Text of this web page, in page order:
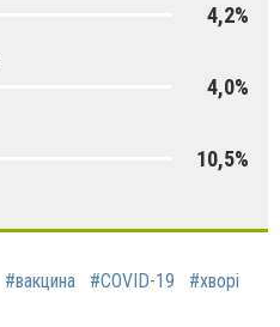
4,2%
4,0%
10,5%
#вакцина #COVID-19 #хворі